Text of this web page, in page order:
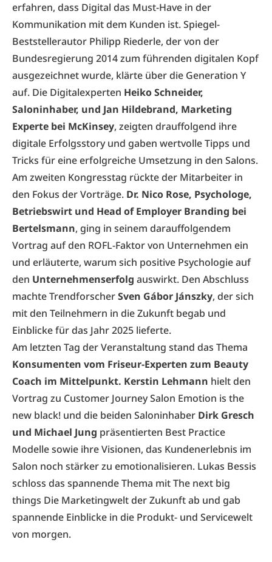
erfahren, dass Digital das Must-Have in der
Kommunikation mit dem Kunden ist. Spiegel-
Beststellerautor Philipp Riederle, der von der
Bundesregierung 2014 zum führenden digitalen Kopf
ausgezeichnet wurde, klärte über die Generation Y
auf. Die Digitalexperten Heiko Schneider,
Saloninhaber, und Jan Hildebrand, Marketing
Experte bei McKinsey, zeigten drauffolgend ihre
digitale Erfolgsstory und gaben wertvolle Tipps und
Tricks für eine erfolgreiche Umsetzung in den Salons.
Am zweiten Kongresstag rückte der Mitarbeiter in
den Fokus der Vorträge. Dr. Nico Rose, Psychologe,
Betriebswirt und Head of Employer Branding bei
Bertelsmann, ging in seinem darauffolgendem
Vortrag auf den ROFL-Faktor von Unternehmen ein
und erläuterte, warum sich positive Psychologie auf
den Unternehmenserfolg auswirkt. Den Abschluss
machte TrendforscherSven Gábor Jánszky, der sich
mit den Teilnehmern in die Zukunft begab und
Einblicke für das Jahr 2025 lieferte.
Am letzten Tag der Veranstaltung stand das Thema
Konsumenten vom Friseur-Experten zum Beauty
Coach im Mittelpunkt. Kerstin Lehmann hielt den
Vortrag zu Customer Journey Salon Emotion is the
new black! und die beiden Saloninhaber Dirk Gresch
und Michael Jung präsentierten Best Practice
Modelle sowie ihre Visionen, das Kundenerlebnis im
Salon noch stärker zu emotionalisieren. Lukas Bessis
schloss das spannende Thema mit The next big
things Die Marketingwelt der Zukunft ab und gab
spannende Einblicke in die Produkt- und Servicewelt
von morgen.